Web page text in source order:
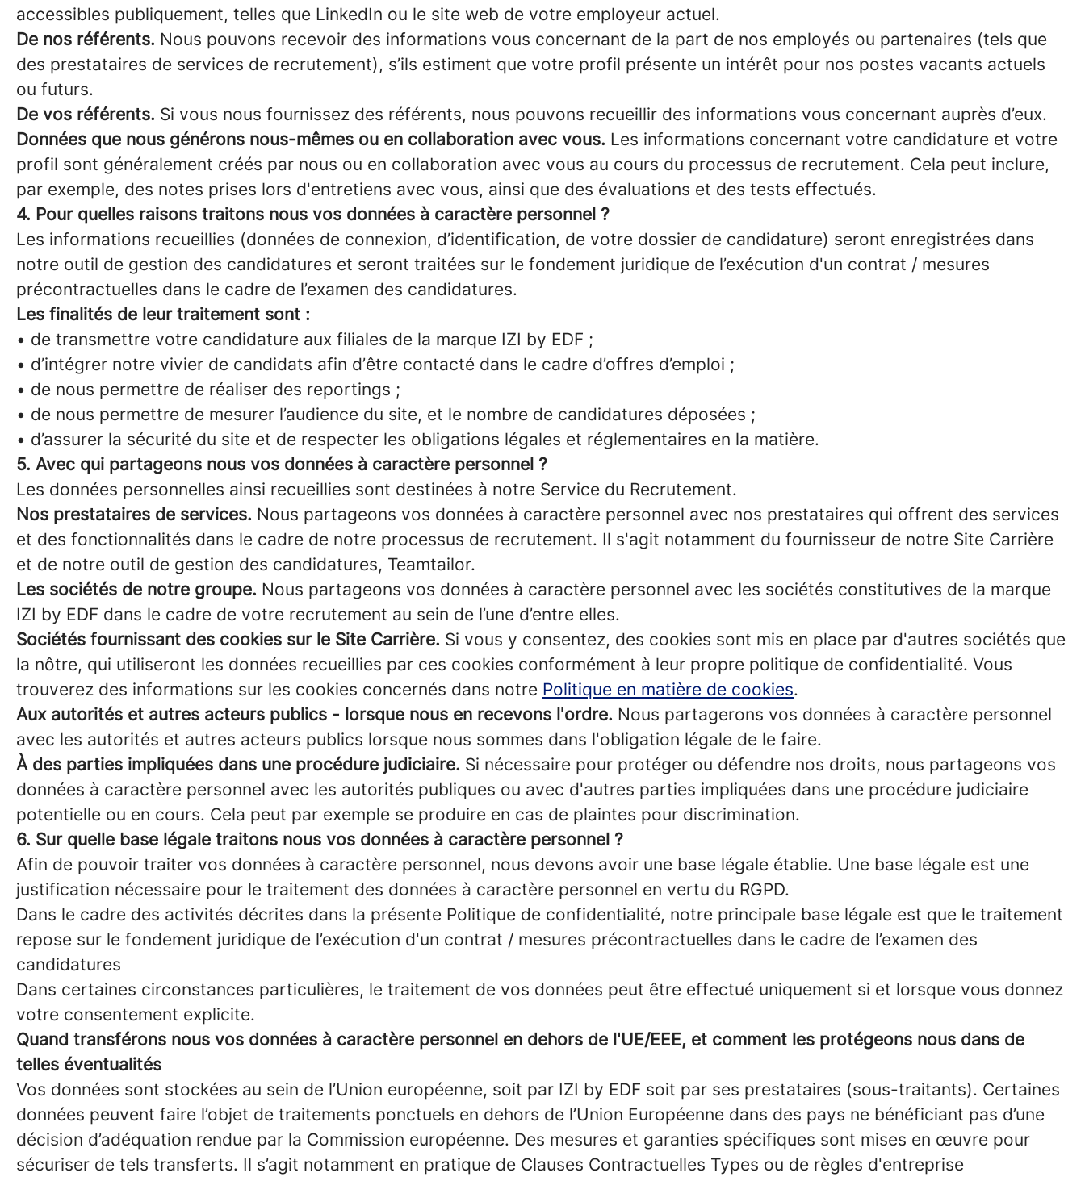
accessibles publiquement, telles que LinkedIn ou le site web de votre employeur actuel.
De nos référents. Nous pouvons recevoir des informations vous concernant de la part de nos employés ou partenaires (tels que
des prestataires de services de recrutement), s’ils estiment que votre profil présente un intérêt pour nos postes vacants actuels
ou futurs.
De vos référents. Si vous nous fournissez des référents, nous pouvons recueillir des informations vous concernant auprès d’eux.
Données que nous générons nous-mêmes ou en collaboration avec vous. Les informations concernant votre candidature et votre
profil sont généralement créés par nous ou en collaboration avec vous au cours du processus de recrutement. Cela peut inclure,
par exemple, des notes prises lors d'entretiens avec vous, ainsi que des évaluations et des tests effectués.
4. Pour quelles raisons traitons nous vos données à caractère personnel ?
Les informations recueillies (données de connexion, d’identification, de votre dossier de candidature) seront enregistrées dans
notre outil de gestion des candidatures et seront traitées sur le fondement juridique de l’exécution d'un contrat / mesures
précontractuelles dans le cadre de l’examen des candidatures.
Les finalités de leur traitement sont :
• de transmettre votre candidature aux filiales de la marque IZI by EDF ;
• d’intégrer notre vivier de candidats afin d’être contacté dans le cadre d’offres d’emploi ;
• de nous permettre de réaliser des reportings ;
• de nous permettre de mesurer l’audience du site, et le nombre de candidatures déposées ;
• d’assurer la sécurité du site et de respecter les obligations légales et réglementaires en la matière.
5. Avec qui partageons nous vos données à caractère personnel ?
Les données personnelles ainsi recueillies sont destinées à notre Service du Recrutement.
Nos prestataires de services. Nous partageons vos données à caractère personnel avec nos prestataires qui offrent des services
et des fonctionnalités dans le cadre de notre processus de recrutement. Il s'agit notamment du fournisseur de notre Site Carrière
et de notre outil de gestion des candidatures, Teamtailor.
Les sociétés de notre groupe. Nous partageons vos données à caractère personnel avec les sociétés constitutives de la marque
IZI by EDF dans le cadre de votre recrutement au sein de l’une d’entre elles.
Sociétés fournissant des cookies sur le Site Carrière. Si vous y consentez, des cookies sont mis en place par d'autres sociétés que
la nôtre, qui utiliseront les données recueillies par ces cookies conformément à leur propre politique de confidentialité. Vous
trouverez des informations sur les cookies concernés dans notre Politique en matière de cookies.
Aux autorités et autres acteurs publics - lorsque nous en recevons l'ordre. Nous partagerons vos données à caractère personnel
avec les autorités et autres acteurs publics lorsque nous sommes dans l'obligation légale de le faire.
À des parties impliquées dans une procédure judiciaire. Si nécessaire pour protéger ou défendre nos droits, nous partageons vos
données à caractère personnel avec les autorités publiques ou avec d'autres parties impliquées dans une procédure judiciaire
potentielle ou en cours. Cela peut par exemple se produire en cas de plaintes pour discrimination.
6. Sur quelle base légale traitons nous vos données à caractère personnel ?
Afin de pouvoir traiter vos données à caractère personnel, nous devons avoir une base légale établie. Une base légale est une
justification nécessaire pour le traitement des données à caractère personnel en vertu du RGPD.
Dans le cadre des activités décrites dans la présente Politique de confidentialité, notre principale base légale est que le traitement
repose sur le fondement juridique de l’exécution d'un contrat / mesures précontractuelles dans le cadre de l’examen des
candidatures
Dans certaines circonstances particulières, le traitement de vos données peut être effectué uniquement si et lorsque vous donnez
votre consentement explicite.
Quand transférons nous vos données à caractère personnel en dehors de l'UE/EEE, et comment les protégeons nous dans de
telles éventualités
Vos données sont stockées au sein de l’Union européenne, soit par IZI by EDF soit par ses prestataires (sous-traitants). Certaines
données peuvent faire l’objet de traitements ponctuels en dehors de l’Union Européenne dans des pays ne bénéficiant pas d’une
décision d’adéquation rendue par la Commission européenne. Des mesures et garanties spécifiques sont mises en œuvre pour
sécuriser de tels transferts. Il s’agit notamment en pratique de Clauses Contractuelles Types ou de règles d'entreprise